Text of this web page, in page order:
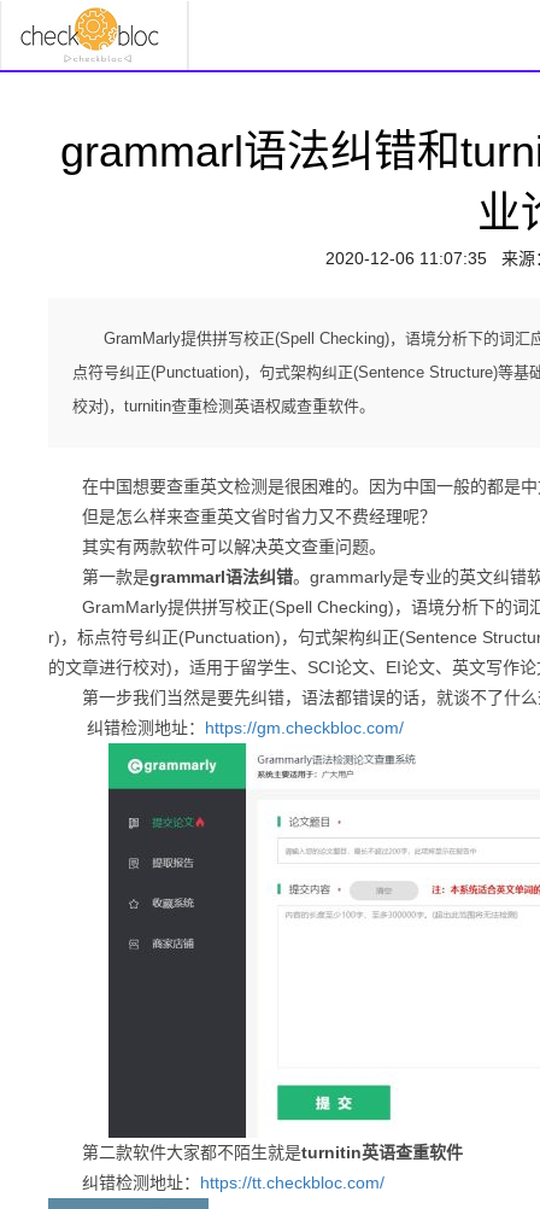
grammarl语法纠错和
业
2020-12-06 11:07:35来源
GramMarly提供拼写校正(Spell Checking)，语境分析下的词
点符号纠正(Punctuation)，句式架构纠正(Sentence Structure)等
校对)，turnitin查重检测英语权威查重软件。
在中国想要查重英文检测是很困难的。因为中国一般的都是中
但是怎么样来查重英文省时省力又不费经理呢？
其实有两款软件可以解决英文查重问题。
第一款是grammarl语法纠错。grammarly是专业的英文纠错
GramMarly提供拼写校正(Spell Checking)，语境分析下的词
r)，标点符号纠正(Punctuation)，句式架构纠正(Sentence
的文章进行校对)，适用于留学生、SCI论文、EI论文、英文写作
第一步我们当然是要先纠错，语法都错误的话，就谈不了什么
纠错检测地址： https://gm.checkbloc.com/
第二款软件大家都不陌生就是turnitin英语查重软件
纠错检测地址： https://tt.checkbloc.com/